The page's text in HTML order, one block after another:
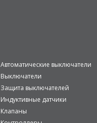
Автоматические выключатели
Выключатели
Защита выключателей
Индуктивные датчики
Клапаны